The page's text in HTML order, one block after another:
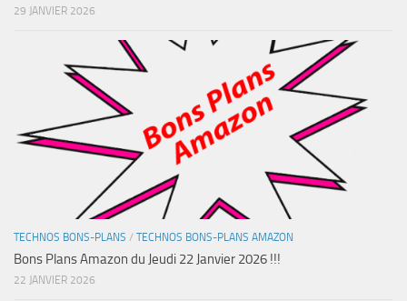
29 JANVIER 2026
TECHNOS BONS-PLANS / TECHNOS BONS-PLANS AMAZON
Bons Plans Amazon du Jeudi 22 Janvier 2026 !!!
22 JANVIER 2026